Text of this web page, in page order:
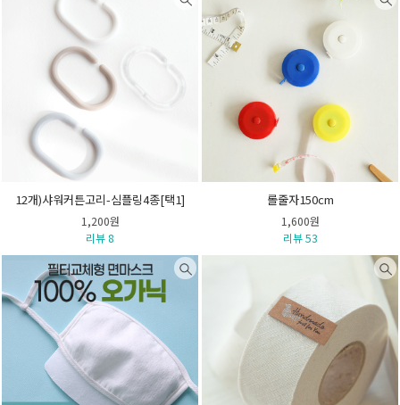
12개)샤워커튼고리-심플링4종[택1]
1,200원
리뷰 8
롤줄자150cm
1,600원
리뷰 53